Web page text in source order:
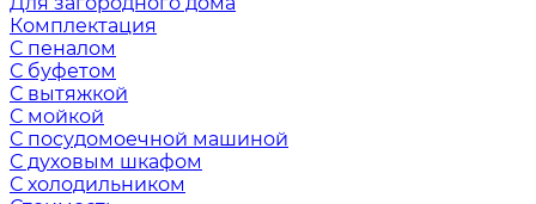
Комплектация
С пеналом
С буфетом
С вытяжкой
С мойкой
С посудомоечной машиной
С духовым шкафом
С холодильником